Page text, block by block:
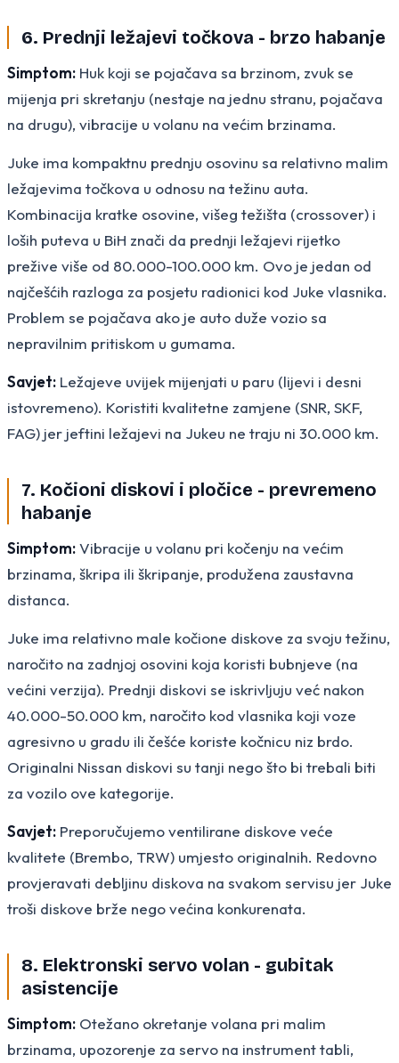
6. Prednji ležajevi točkova - brzo habanje
Simptom: Huk koji se pojačava sa brzinom, zvuk se
mijenja pri skretanju (nestaje na jednu stranu, pojačava
na drugu), vibracije u volanu na većim brzinama.
Juke ima kompaktnu prednju osovinu sa relativno malim
ležajevima točkova u odnosu na težinu auta.
Kombinacija kratke osovine, višeg težišta (crossover) i
loših puteva u BiH znači da prednji ležajevi rijetko
prežive više od 80.000-100.000 km. Ovo je jedan od
najčešćih razloga za posjetu radionici kod Juke vlasnika.
Problem se pojačava ako je auto duže vozio sa
nepravilnim pritiskom u gumama.
Savjet: Ležajeve uvijek mijenjati u paru (lijevi i desni
istovremeno). Koristiti kvalitetne zamjene (SNR, SKF,
FAG) jer jeftini ležajevi na Jukeu ne traju ni 30.000 km.
7. Kočioni diskovi i pločice - prevremeno
habanje
Simptom:Vibracije u volanu pri kočenju na većim
brzinama, škripa ili škripanje, produžena zaustavna
distanca.
Juke ima relativno male kočione diskove za svoju težinu,
naročito na zadnjoj osovini koja koristi bubnjeve (na
većini verzija). Prednji diskovi se iskrivljuju već nakon
40.000-50.000 km, naročito kod vlasnika koji voze
agresivno u gradu ili češće koriste kočnicu niz brdo.
Originalni Nissan diskovi su tanji nego što bi trebali biti
za vozilo ove kategorije.
Savjet: Preporučujemo ventilirane diskove veće
kvalitete (Brembo, TRW) umjesto originalnih. Redovno
provjeravati debljinu diskova na svakom servisu jer Juke
troši diskove brže nego većina konkurenata.
8. Elektronski servo volan - gubitak
asistencije
Simptom: Otežano okretanje volana pri malim
brzinama, upozorenje za servo na instrument tabli,